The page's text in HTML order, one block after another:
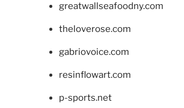
greatwallseafoodny.com
theloverose.com
gabriovoice.com
resinflowart.com
p-sports.net